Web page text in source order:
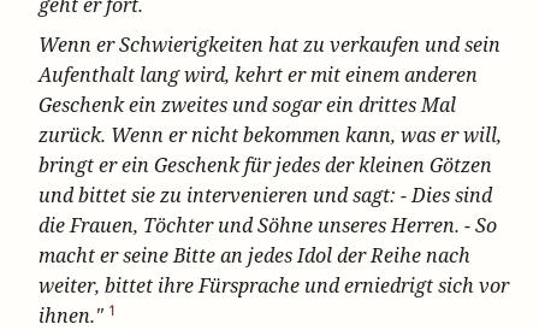
Wenn er Schwierigkeiten hat zu verkaufen und sein
Aufenthalt lang wird, kehrt er mit einem anderen
Geschenk ein zweites und sogar ein drittes Mal
zurück. Wenn er nicht bekommen kann, was er will,
bringt er ein Geschenk für jedes der kleinen Götzen
und bittet sie zu intervenieren und sagt: - Dies sind
die Frauen, Töchter und Söhne unseres Herren. - So
macht er seine Bitte an jedes Idol der Reihe nach
weiter, bittet ihre Fürsprache und erniedrigt sich vor
ihnen." 1